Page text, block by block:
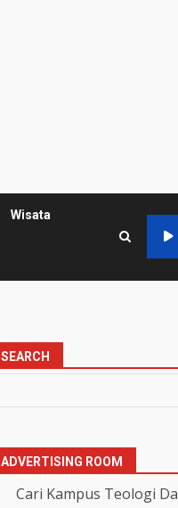
Wisata
SEARCH
ADVERTISING ROOM
Cari Kampus Teologi